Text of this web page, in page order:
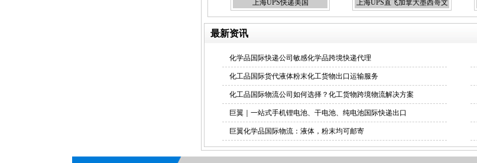
上海UPS快递美国
上海UPS直飞加拿大墨西哥文
最新资讯
化学品国际快递公司敏感化学品跨境快递代理
化工品国际货代液体粉末化工货物出口运输服务
化工品国际物流公司如何选择？化工货物跨境物流解决方案
巨翼｜一站式手机锂电池、干电池、纯电池国际快递出口
巨翼化学品国际物流：液体，粉末均可邮寄